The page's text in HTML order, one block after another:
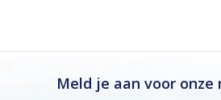
Meld je aan voor onze